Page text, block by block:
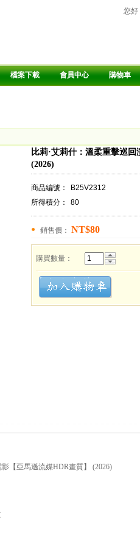
您好
檔案下載 會員中心 購物車
比莉·艾莉什：溫柔重擊巡
(2026)
商品編號： B25V2312
所得積分：
80
銷售價： NT$80
購買數量：
【亞馬遜流媒HDR畫質】 (2026)